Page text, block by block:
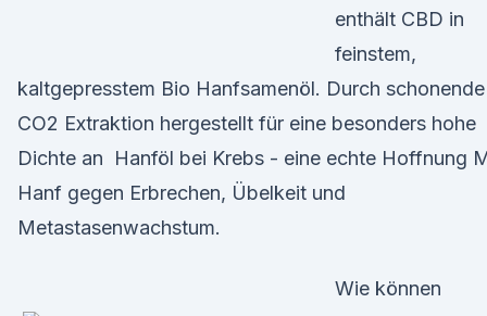
enthält CBD in
feinstem,
kaltgepresstem Bio Hanfsamenöl. Durch schonende
CO2 Extraktion hergestellt für eine besonders hohe
Dichte an Hanföl bei Krebs - eine echte Hoffnung
Hanf gegen Erbrechen, Übelkeit und
Metastasenwachstum.
Wie können